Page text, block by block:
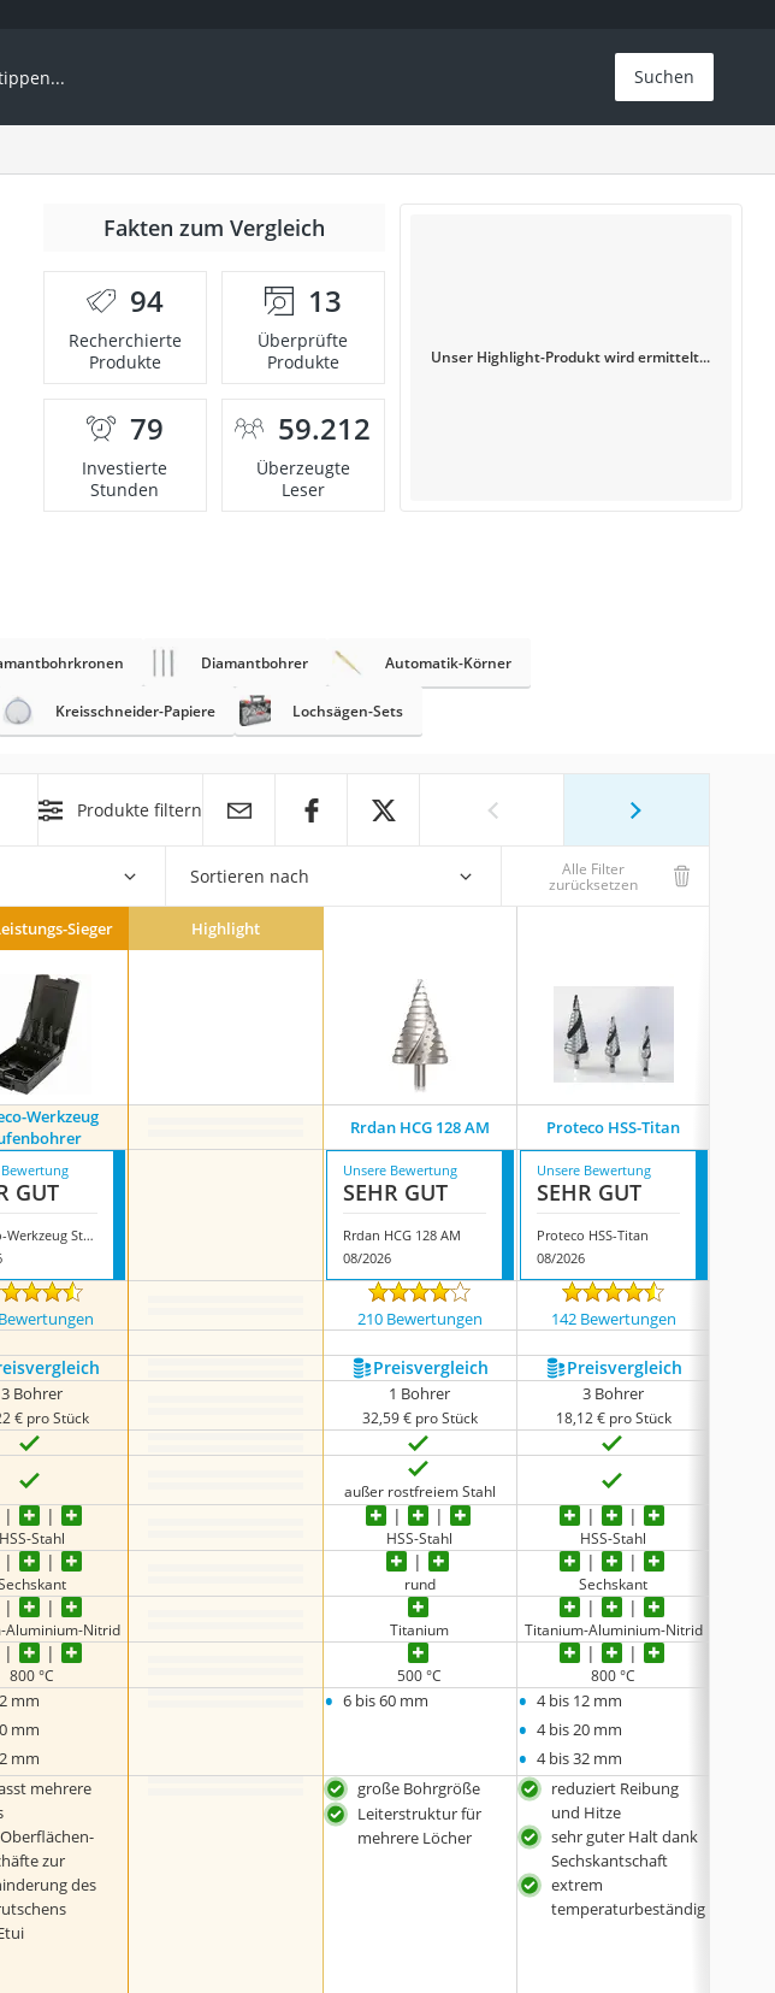
Suchen
Fakten zum Vergleich
94
Recherchierte
Produkte
13
Überprüfte
Produkte
79
Investierte
Stunden
59.212
Überzeugte
Leser
Unser Highlight-Produkt wird ermittelt...
Diamantbohrer Automatik-Körner
Kreisschneider-Papiere Lochsägen-Sets
Produkte filtern
Sortieren nach Alle Filter
zurücksetzen
Sieger Highlight
Werkzeug
Rrdan HCG 128 AM Proteco HSS-Titan
GUT
Proteco-Werkzeug Stufenbohrer
Unsere Bewertung
SEHR GUT
Rrdan HCG 128 AM
08/2026
Unsere Bewertung
SEHR GUT
Proteco HSS-Titan
08/2026
210 Bewertungen 142 Bewertungen
Preis­vergleich Preis­vergleich
3 Bohrer
€ pro Stück
1 Bohrer
32,59 € pro Stück
3 Bohrer
18,12 € pro Stück
außer rostfreiem Stahl
HSS-Stahl HSS-Stahl HSS-Stahl
rund Sechskant
Aluminium-Nitrid Titanium Titanium-Aluminium-Nitrid
800 °C 500 °C 800 °C
mm
mm
mm
• 6 bis 60 mm • 4 bis 12 mm
• 4 bis 20 mm
• 4 bis 32 mm
mehrere
zur
des
große Bohrgröße
Leiterstruktur für
mehrere Löcher
reduziert Reibung
und Hitze
sehr guter Halt dank
Sechskantschaft
extrem
temperaturbeständig